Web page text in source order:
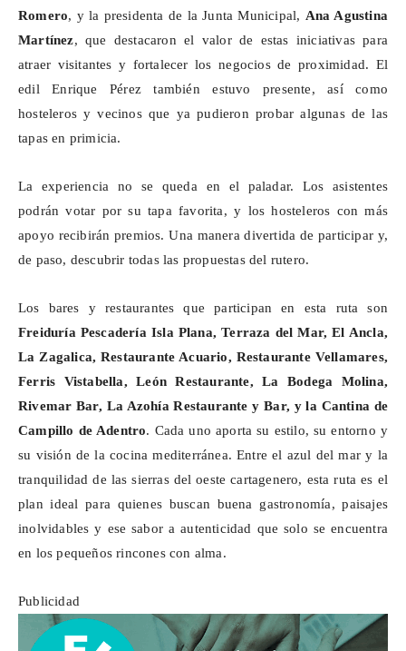
Romero, y la presidenta de la Junta Municipal, Ana Agustina
Martínez, que destacaron el valor de estas iniciativas para
atraer visitantes y fortalecer los negocios de proximidad. El
edil Enrique Pérez también estuvo presente, así como
hosteleros y vecinos que ya pudieron probar algunas de las
tapas en primicia.
La experiencia no se queda en el paladar. Los asistentes
podrán votar por su tapa favorita, y los hosteleros con más
apoyo recibirán premios. Una manera divertida de participar y,
de paso, descubrir todas las propuestas del rutero.
Los bares y restaurantes que participan en esta ruta son
Freiduría Pescadería Isla Plana, Terraza del Mar, El Ancla,
La Zagalica, Restaurante Acuario, Restaurante Vellamares,
Ferris Vistabella, León Restaurante, La Bodega Molina,
Rivemar Bar, La Azohía Restaurante y Bar, y la Cantina de
Campillo de Adentro. Cada uno aporta su estilo, su entorno y
su visión de la cocina mediterránea. Entre el azul del mar y la
tranquilidad de las sierras del oeste cartagenero, esta ruta es el
plan ideal para quienes buscan buena gastronomía, paisajes
inolvidables y ese sabor a autenticidad que solo se encuentra
en los pequeños rincones con alma.
Publicidad